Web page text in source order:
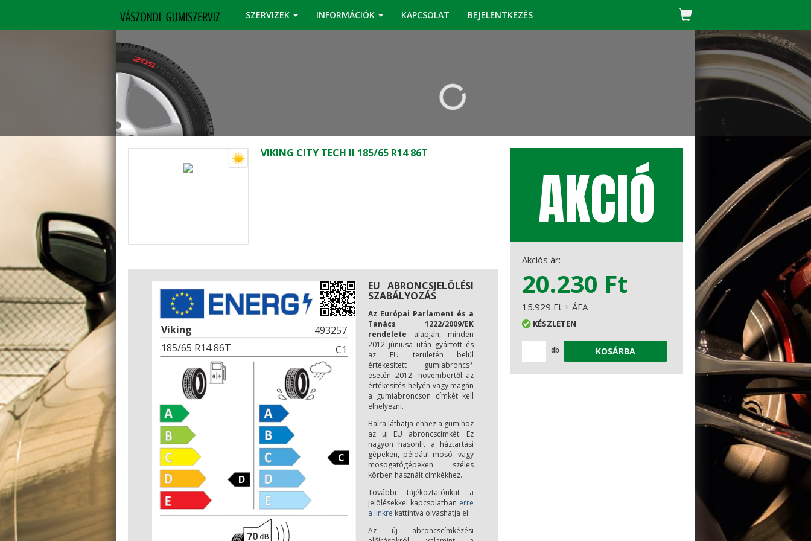
SZERVIZEK INFORMÁCIÓK KAPCSOLAT BEJELENTKEZÉS
KERESÉS
VIKING CITY TECH II 185/65 R14 86T
Viking
493257
185/65 R14 86T
C1
D
C
70
EU ABRONCSJELÖLÉSI
SZABÁLYOZÁS
Az Európai Parlament és a
Tanács 1222/2009/EK
rendelete alapján, minden
2012 júniusa után gyártott és
az EU területén belül
értékesített gumiabroncs*
esetén 2012. novembertől az
értékesítés helyén vagy magán
a gumiabroncson címkét kell
elhelyezni.
Balra láthatja ehhez a gumihoz
az új EU abroncscímkét. Ez
nagyon hasonlít a háztartási
gépeken, például mosó- vagy
mosogatógépeken széles
körben használt címkékhez.
További tájékoztatónkat a
jelölésekkel kapcsolatban erre
a linkre kattintva olvashatja el.
Az új abroncscímkézési
AKCIÓ
Akciós ár:
20.230 Ft
15.929 Ft + ÁFA
KÉSZLETEN
db KOSÁRBA